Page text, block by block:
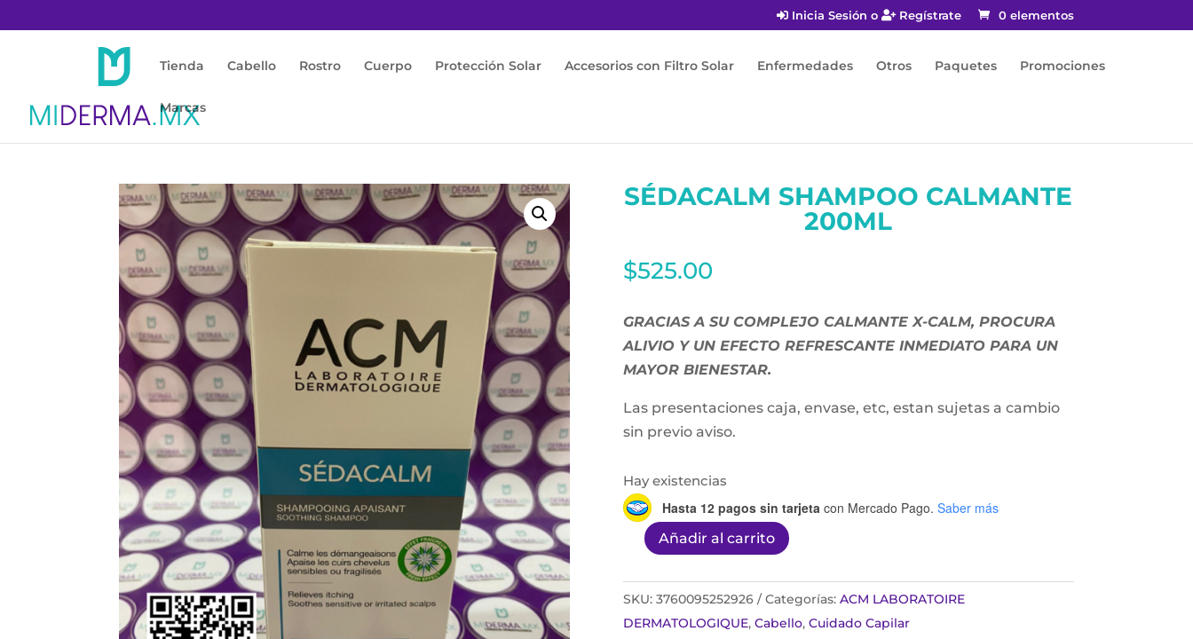
Inicia Sesión o Regístrate 0 elementos
Tienda Cabello Rostro Cuerpo Protección Solar Accesorios con Filtro Solar Enfermedades Otros Paquetes Promociones
Marcas
SÉDACALM SHAMPOO CALMANTE
200ML
$525.00
GRACIAS A SU COMPLEJO CALMANTE X-CALM, PROCURA
ALIVIO Y UN EFECTO REFRESCANTE INMEDIATO PARA UN
MAYOR BIENESTAR.
Las presentaciones caja, envase, etc, estan sujetas a cambio
sin previo aviso.
Hay existencias
Hasta 12 pagos sin tarjeta con Mercado Pago. Saber más
Sédacalm
calmante
200ML
Añadir al carrito
SKU: 3760095252926 Categorías: ACM LABORATOIRE
DERMATOLOGIQUE, Cabello, Cuidado Capilar